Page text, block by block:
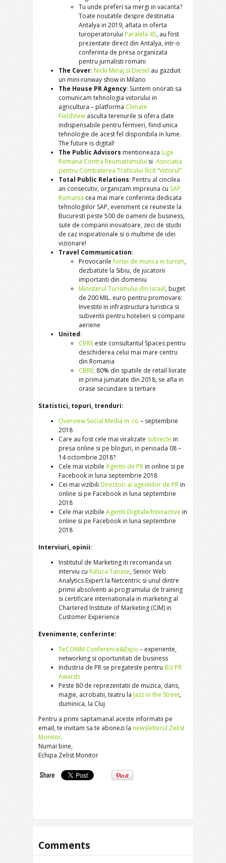
Tu unde preferi sa mergi in vacanta?
Toate noutatile despre destinatia
Antalya in 2019, aflata in oferta
turoperatorului Paralela 45, au fost
prezentate direct din Antalya, intr-o
conferinta de presa organizata
pentru jurnalisti romani
The Cover: Nicki Minaj si Diesel au gazduit
un mini-runway show in Milano
The House PR Agency: Suntem onorati sa
comunicam tehnologia viitorului in
agricultura – platforma Climate
FieldView asculta terenurile si ofera date
indispensabile pentru fermieri, fiind unica
tehnologie de acest fel disponibila in lume.
The future is digital!
The Public Advisors mentioneaza Liga
Romana Contra Reumatismului si Asociatia
pentru Combaterea Traficului Ilicit “Viitorul”
Total Public Relations: Pentru al cincilea
an consecutiv, organizam impreuna cu SAP
Romania cea mai mare conferinta dedicata
tehnologiilor SAP, eveniment ce reuneste la
Bucuresti peste 500 de oameni de business,
sute de companii inovatoare, zeci de studii
de caz inspirationale si o multime de idei
vizionare!
Travel Communication:
Provocarilefortei de munca in turism,
dezbatute la Sibiu, de jucatorii
importanti din domeniu
Ministerul Turismului din Israel, buget
de 200 MIL. euro pentru promovare:
Investitii in infrastructura turistica si
subventii pentru hotelieri si companii
aeriene
United:
CBRE este consultantul Spaces pentru
deschiderea celui mai mare centru
din Romania
CBRE: 80% din spatiile de retail livrate
in prima jumatate din 2018, se afla in
orase secundare si tertiare
Statistici, topuri, trenduri:
Overview Social Media in .ro – septembrie
2018
Care au fost cele mai viralizate subiecte in
presa online si pe bloguri, in perioada 08 –
14 octombrie 2018?
Cele mai vizibile Agentii de PR in online si pe
Facebook in luna septembrie 2018
Cei mai vizibili Directori ai agentiilor de PR in
online si pe Facebook in luna septembrie
2018
Cele mai vizibile Agentii Digitale/Interactive in
online si pe Facebook in luna septembrie
2018
Interviuri, opinii:
Institutul de Marketing iti recomanda un
interviu cu Raluca Tanase, Senior Web
Analytics Expert la Netcentric si unul dintre
primii absolventi ai programului de training
si certificare internationala in marketing al
Chartered Institute of Marketing (CIM) in
Customer Experience
Evenimente, conferinte:
TeCOMM Conference&Expo – experiente,
networking si oportunitati de business
Industria de PR se pregateste pentru Biz PR
Awards
Peste 80 de reprezentatii de muzica, dans,
magie, acrobatii, teatru la Jazz in the Street,
duminica, la Cluj
Pentru a primi saptamanal aceste informatii pe
email, te invitam sa te abonezi la newsletterul Zelist
Monitor.
Numai bine,
Echipa Zelist Monitor
Comments